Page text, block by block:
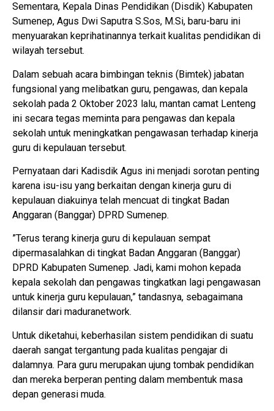
Sementara, Kepala Dinas Pendidikan (Disdik) Kabupaten
Sumenep, Agus Dwi Saputra S.Sos, M.Si, baru-baru ini
menyuarakan keprihatinannya terkait kualitas pendidikan di
wilayah tersebut.
Dalam sebuah acara bimbingan teknis (Bimtek) jabatan
fungsional yang melibatkan guru, pengawas, dan kepala
sekolah pada 2 Oktober 2023 lalu, mantan camat Lenteng
ini secara tegas meminta para pengawas dan kepala
sekolah untuk meningkatkan pengawasan terhadap kinerja
guru di kepulauan tersebut.
Pernyataan dari Kadisdik Agus ini menjadi sorotan penting
karena isu-isu yang berkaitan dengan kinerja guru di
kepulauan diakuinya telah mencuat di tingkat Badan
Anggaran (Banggar) DPRD Sumenep.
”Terus terang kinerja guru di kepulauan sempat
dipermasalahkan di tingkat Badan Anggaran (Banggar)
DPRD Kabupaten Sumenep. Jadi, kami mohon kepada
kepala sekolah dan pengawas tingkatkan lagi pengawasan
untuk kinerja guru kepulauan,” tandasnya, sebagaimana
dilansir dari maduranetwork.
Untuk diketahui, keberhasilan sistem pendidikan di suatu
daerah sangat tergantung pada kualitas pengajar di
dalamnya. Para guru merupakan ujung tombak pendidikan
dan mereka berperan penting dalam membentuk masa
depan generasi muda.